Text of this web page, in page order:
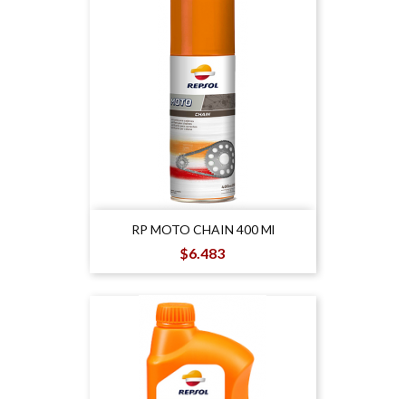
RP MOTO CHAIN 400 Ml
Precio
$6.483